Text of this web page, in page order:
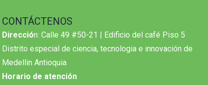
CONTÁCTENOS
Dirección: Calle 49 #50-21 | Edificio del café Piso 5
Distrito especial de ciencia, tecnologia e innovación de
Medellin Antioquia
Horario de atención